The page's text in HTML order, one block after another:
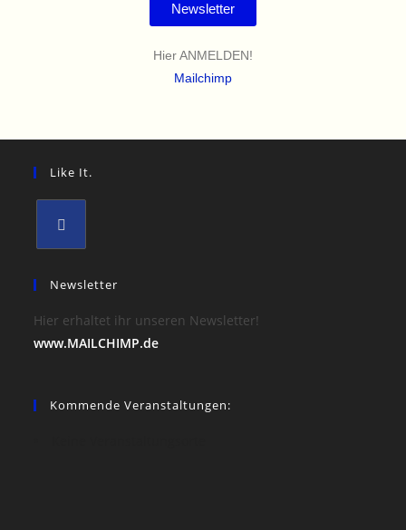
Newsletter
Hier ANMELDEN!
Mailchimp
Like It.
Newsletter
Hier erhaltet ihr unseren Newsletter!
www.MAILCHIMP.de
Kommende Veranstaltungen: